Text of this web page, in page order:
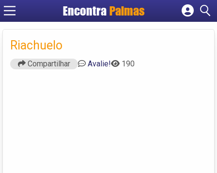
Encontra Palmas
Cadastrar empresa
Riachuelo
Compartilhar Avalie! 190